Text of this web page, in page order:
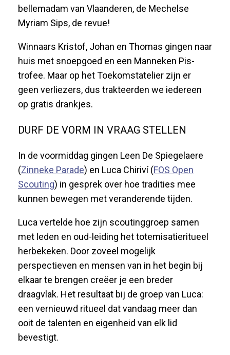
bellemadam van Vlaanderen, de Mechelse
Myriam Sips, de revue!
Winnaars Kristof, Johan en Thomas gingen naar
huis met snoepgoed en een Manneken Pis-
trofee. Maar op het Toekomstatelier zijn er
geen verliezers, dus trakteerden we iedereen
op gratis drankjes.
DURF DE VORM IN VRAAG STELLEN
In de voormiddag gingen Leen De Spiegelaere
(Zinneke Parade) en Luca Chiriví (FOS Open
Scouting) in gesprek over hoe tradities mee
kunnen bewegen met veranderende tijden.
Luca vertelde hoe zijn scoutinggroep samen
met leden en oud-leiding het totemisatieritueel
herbekeken. Door zoveel mogelijk
perspectieven en mensen van in het begin bij
elkaar te brengen creëer je een breder
draagvlak. Het resultaat bij de groep van Luca:
een vernieuwd ritueel dat vandaag meer dan
ooit de talenten en eigenheid van elk lid
bevestigt.